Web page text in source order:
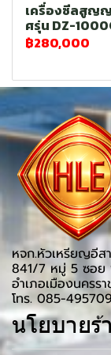
เครื่องซีลสูญ
ศรุ่น DZ-
฿280,000
หจก.หัวเหรียญอีส
841/7 หมู่ 5 ซอย
อำเภอเมืองนคร
โทร. 085-
นโยบายร้